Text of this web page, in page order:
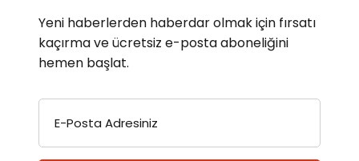
Yeni haberlerden haberdar olmak için fırsatı
kaçırma ve ücretsiz e-posta aboneliğini
hemen başlat.
E-Posta Adresiniz